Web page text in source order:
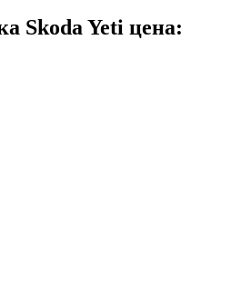
Skoda Yeti цена: